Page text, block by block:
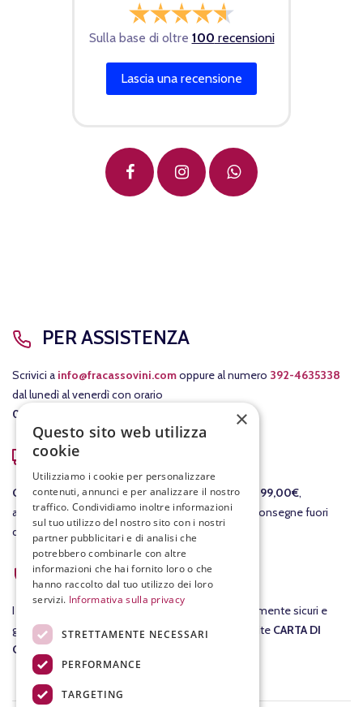
Sulla base di oltre 100 recensioni
Lascia una recensione
PER ASSISTENZA
Scrivici a info@fracassovini.comoppure al numero 392-4635338
dal lunedì al venerdì con orario
08:00-12:30
COSTI DI SPEDIZIONE
GRATISper le consegne in Italia per ordinisopra i 99,00€,
altrimenti il costo della consegna è di 7,90€. Per consegne fuori
dall'Italia ti invieremo un preventivo separato.
ACQUISTI SICURI
I tuoi
su fracassovini.com sono assolutamente sicuri e
garantiti al 100%. Nel checkout potrai pagare tramite CARTA DI
CREDITO
×
Questo sito web utilizza
cookie
Utilizziamo i cookie per personalizzare
contenuti, annunci e per analizzare il nostro
traffico. Condividiamo inoltre informazioni
sul tuo utilizzo del nostro sito con i nostri
partner pubblicitari e di analisi che
potrebbero combinarle con altre
informazioni che hai fornito loro o che
hanno raccolto dal tuo utilizzo dei loro
servizi. Informativa sulla privacy
STRETTAMENTE NECESSARI
PERFORMANCE
TARGETING